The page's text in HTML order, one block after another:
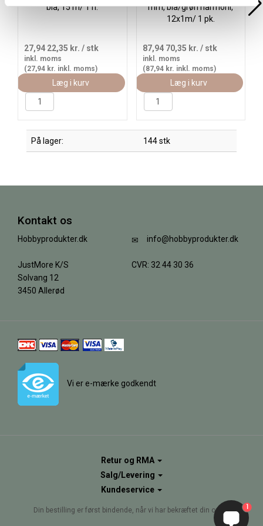
blå, 15 m/ 1 rl.
27,94 22,35 kr. / stk
inkl. moms
(27,94 kr. inkl. moms)
Læg i kurv
mm, blå/grøn harmoni,
12x1m/ 1 pk.
87,94 70,35 kr. / stk
inkl. moms
(87,94 kr. inkl. moms)
Læg i kurv
På lager: 144 stk
Kontakt os
Hobbyprodukter.dk
JustMore K/S
Solvang 12
3450 Allerød
info@hobbyprodukter.dk
CVR: 32 44 30 36
Vi er e-mærke godkendt
Retur og RMA
Salg/Levering
Kundeservice
Din bestilling er først bindende, når vi har bekræftet din ordre. 1